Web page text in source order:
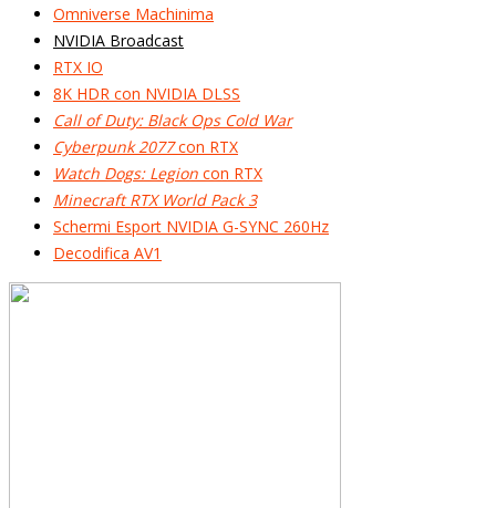
Omniverse Machinima
NVIDIA Broadcast
RTX IO
8K HDR con NVIDIA DLSS
Call of Duty: Black Ops Cold War
Cyberpunk 2077con RTX
Watch Dogs: Legion con RTX
Minecraft RTX World Pack 3
Schermi Esport NVIDIA G-SYNC 260Hz
Decodifica AV1